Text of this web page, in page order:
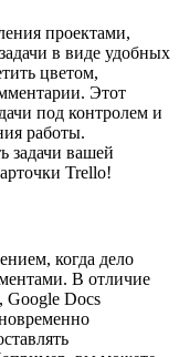
проектами,
в виде удобных
цветом,
Этот
под контролем и
работы.
задачи вашей
Trello!
когда дело
В отличие
Google Docs